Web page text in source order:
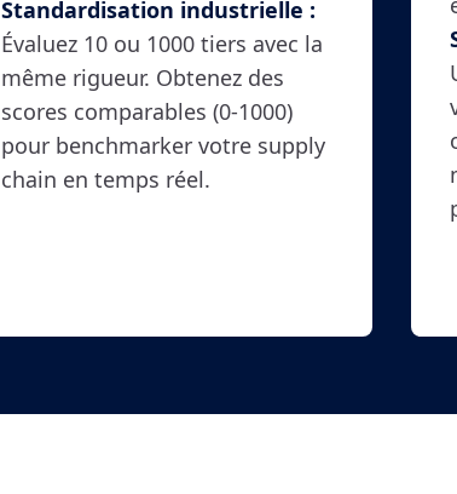
Standardisation industrielle :
Évaluez 10 ou 1000 tiers avec la
même rigueur. Obtenez des
scores comparables (0-1000)
pour benchmarker votre supply
chain en temps réel.